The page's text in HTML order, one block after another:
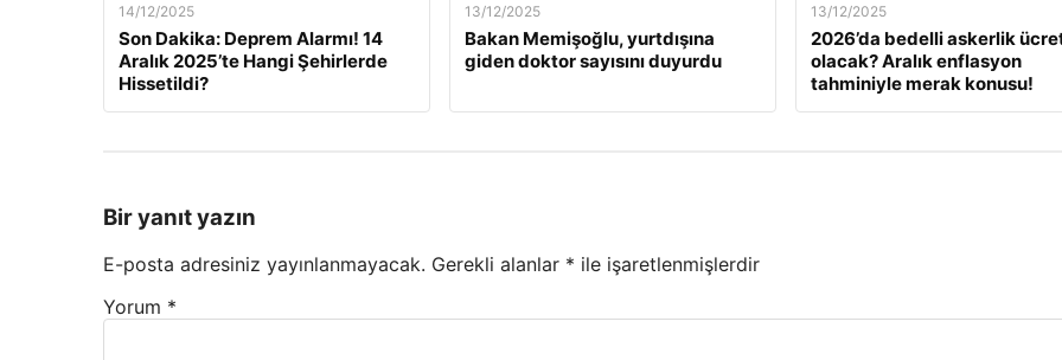
14/12/2025
Son Dakika: Deprem Alarmı! 14
Aralık 2025’te Hangi Şehirlerde
Hissetildi?
13/12/2025
Bakan Memişoğlu, yurtdışına
giden doktor sayısını duyurdu
13/12/2025
2026’da bedelli askerlik
olacak? Aralık enflasyon
tahminiyle merak konusu!
Bir yanıt yazın
E-posta adresiniz yayınlanmayacak. Gerekli alanlar * ile işaretlenmişlerdir
Yorum *